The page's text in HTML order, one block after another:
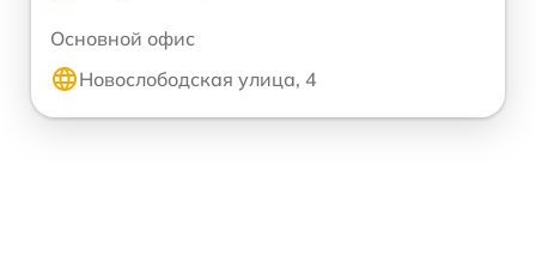
Основной офис
Новослободская улица, 4